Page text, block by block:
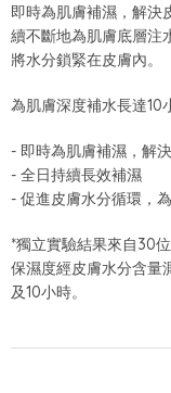
即時為肌膚補濕，解決
續不斷地為肌膚底層注
將水分鎖緊在皮膚內。
為肌膚深度補水長達10
- 即時為肌膚補濕，解
- 全日持續長效補濕
- 促進皮膚水分循環，
*獨立實驗結果來自30
保濕度經皮膚水分含量
及10小時。